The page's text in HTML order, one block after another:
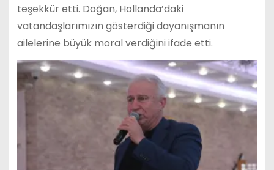
teşekkür etti. Doğan, Hollanda’daki
vatandaşlarımızın gösterdiği dayanışmanın
ailelerine büyük moral verdiğini ifade etti.